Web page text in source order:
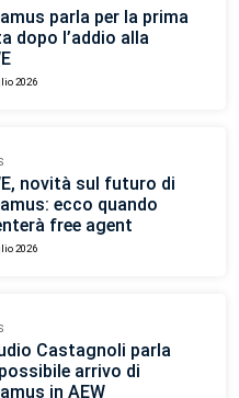
parla per la prima
dopo l’addio alla
2026
novità sul futuro di
ecco quando
free agent
2026
Castagnoli parla
arrivo di
in AEW